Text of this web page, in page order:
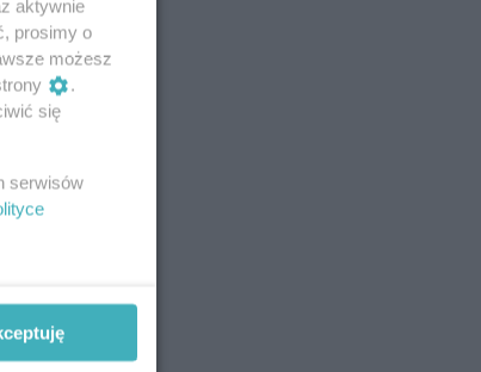
aktywnie
prosimy o
możesz
.
się
serwisów